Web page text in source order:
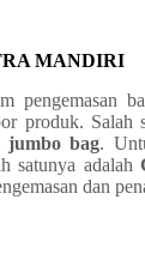
MANDIRI
produk. Salah
jumbo bag.
satunya adalah
dan